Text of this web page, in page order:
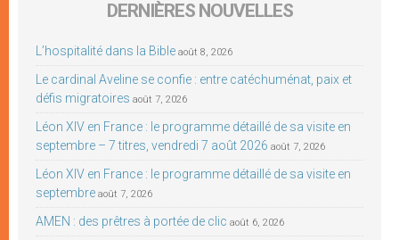
DERNIÈRES NOUVELLES
L’hospitalité dans la Bible août 8, 2026
Le cardinal Aveline se confie : entre catéchuménat, paix et
défis migratoires août 7, 2026
Léon XIV en France : le programme détaillé de sa visite en
septembre – 7 titres, vendredi 7 août 2026 août 7, 2026
Léon XIV en France : le programme détaillé de sa visite en
septembre août 7, 2026
AMEN : des prêtres à portée de clic août 6, 2026